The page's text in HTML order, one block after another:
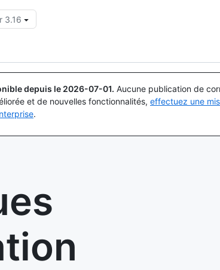
3.16
depuis le 2026-07-01. Aucune publication de
et de nouvelles fonctionnalités, effectuez une
.